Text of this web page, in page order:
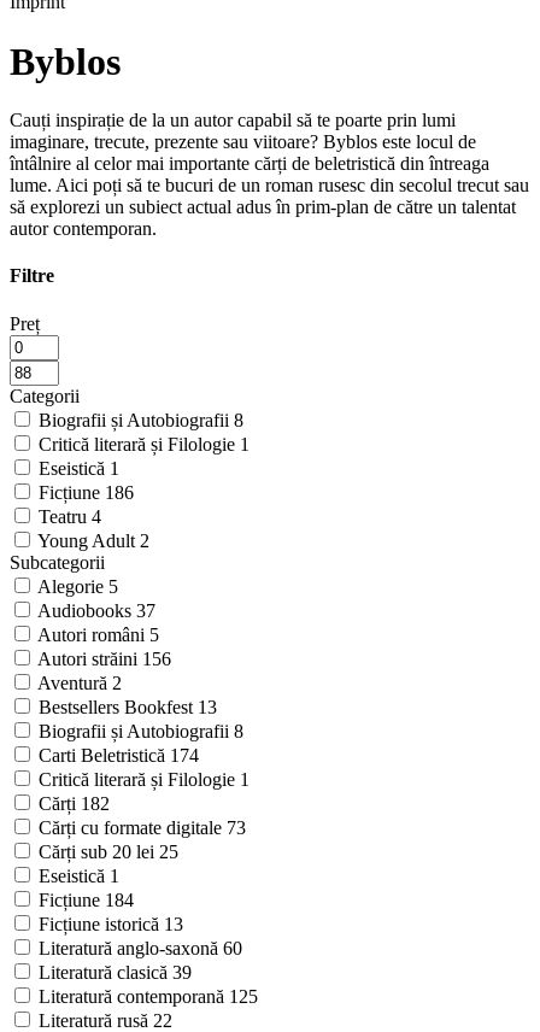
Byblos
Cauți inspirație de la un autor capabil să te poarte prin lumi
imaginare, trecute, prezente sau viitoare? Byblos este locul de
întâlnire al celor mai importante cărți de beletristică din întreaga
lume. Aici poți să te bucuri de un roman rusesc din secolul trecut sau
să explorezi un subiect actual adus în prim-plan de către un talentat
autor contemporan.
Filtre
Preț
Categorii
Biografii și Autobiografii 8
Critică literară și Filologie 1
Eseistică 1
Ficțiune 186
Teatru 4
Young Adult 2
Subcategorii
Alegorie 5
Audiobooks 37
Autori români 5
Autori străini 156
Aventură 2
Bestsellers Bookfest 13
Biografii și Autobiografii 8
Carti Beletristică 174
Critică literară și Filologie 1
Cărți 182
Cărți cu formate digitale 73
Cărți sub 20 lei 25
Eseistică 1
Ficțiune 184
Ficțiune istorică 13
Literatură anglo-saxonă 60
Literatură clasică 39
Literatură contemporană 125
Literatură rusă 22